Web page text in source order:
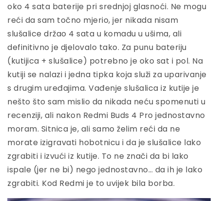
oko 4 sata baterije pri srednjoj glasnoći. Ne mogu
reći da sam točno mjerio, jer nikada nisam
slušalice držao 4 sata u komadu u ušima, ali
definitivno je djelovalo tako. Za punu bateriju
(kutijica + slušalice) potrebno je oko sat i pol. Na
kutiji se nalazi i jedna tipka koja služi za uparivanje
s drugim uređajima. Vađenje slušalica iz kutije je
nešto što sam mislio da nikada neću spomenuti u
recenziji, ali nakon Redmi Buds 4 Pro jednostavno
moram. Sitnica je, ali samo želim reći da ne
morate izigravati hobotnicu i da je slušalice lako
zgrabiti i izvući iz kutije. To ne znači da bi lako
ispale (jer ne bi) nego jednostavno… da ih je lako
zgrabiti. Kod Redmi je to uvijek bila borba.